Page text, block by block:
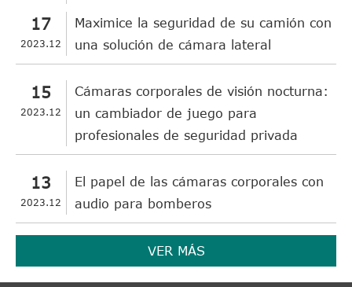
17
2023.12
Maximice la seguridad de su camión con
una solución de cámara lateral
15
2023.12
Cámaras corporales de visión nocturna:
un cambiador de juego para
profesionales de seguridad privada
13
2023.12
El papel de las cámaras corporales con
audio para bomberos
VER MÁS